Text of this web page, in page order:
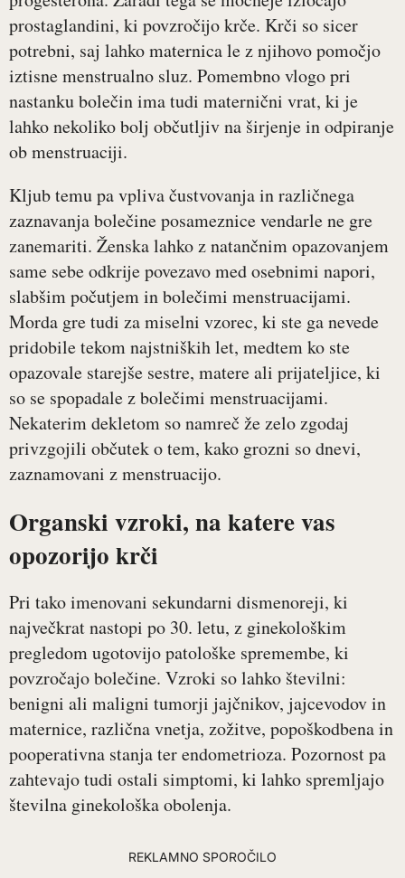
prostaglandini, ki povzročijo krče. Krči so sicer
potrebni, saj lahko maternica le z njihovo pomočjo
iztisne menstrualno sluz. Pomembno vlogo pri
nastanku bolečin ima tudi maternični vrat, ki je
lahko nekoliko bolj občutljiv na širjenje in odpiranje
ob menstruaciji.
Kljub temu pa vpliva čustvovanja in različnega
zaznavanja bolečine posameznice vendarle ne gre
zanemariti. Ženska lahko z natančnim opazovanjem
same sebe odkrije povezavo med osebnimi napori,
slabšim počutjem in bolečimi menstruacijami.
Morda gre tudi za miselni vzorec, ki ste ga nevede
pridobile tekom najstniških let, medtem ko ste
opazovale starejše sestre, matere ali prijateljice, ki
so se spopadale z bolečimi menstruacijami.
Nekaterim dekletom so namreč že zelo zgodaj
privzgojili občutek o tem, kako grozni so dnevi,
zaznamovani z menstruacijo.
Organski vzroki, na katere vas
opozorijo krči
Pri tako imenovani sekundarni dismenoreji, ki
največkrat nastopi po 30. letu, z ginekološkim
pregledom ugotovijo patološke spremembe, ki
povzročajo bolečine. Vzroki so lahko številni:
benigni ali maligni tumorji jajčnikov, jajcevodov in
maternice, različna vnetja, zožitve, popoškodbena in
pooperativna stanja ter endometrioza. Pozornost pa
zahtevajo tudi ostali simptomi, ki lahko spremljajo
številna ginekološka obolenja.
REKLAMNO SPOROČILO